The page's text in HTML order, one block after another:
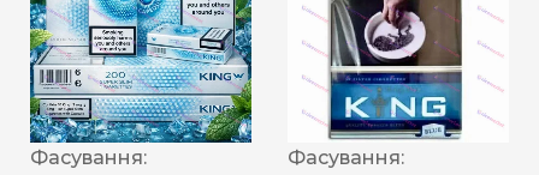
Фасування:
Фасування: